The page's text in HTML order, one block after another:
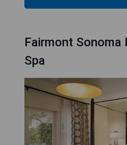
Fairmont Sonoma
Spa